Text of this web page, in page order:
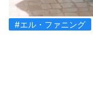
#エル・ファニング